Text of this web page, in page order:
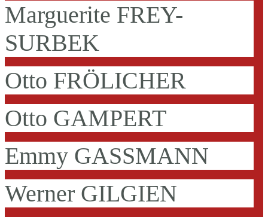
Marguerite FREY-
SURBEK
Otto FRÖLICHER
Otto GAMPERT
Emmy GASSMANN
Werner GILGIEN